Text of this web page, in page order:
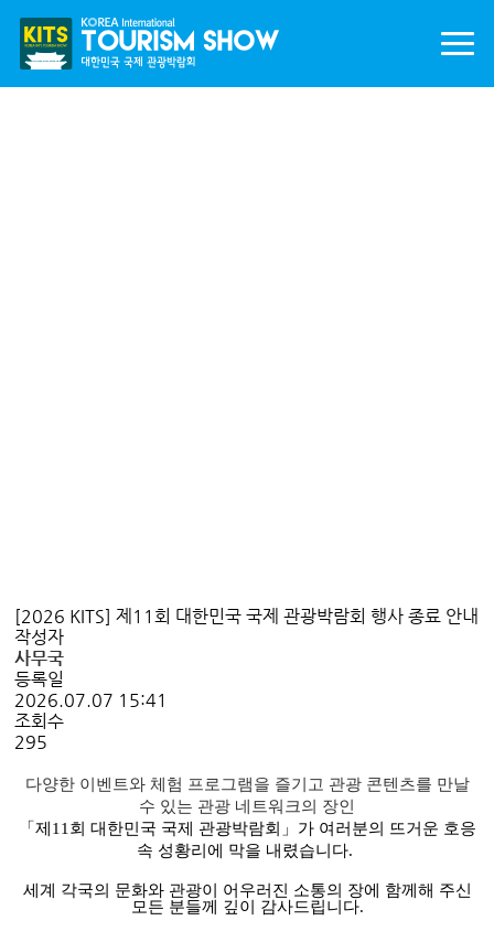
[2026 KITS] 제11회 대한민국 국제 관광박람회 행사 종료 안내
작성자
사무국
등록일
2026.07.07 15:41
조회수
295
다양한 이벤트와 체험 프로그램을 즐기고 관광 콘텐츠를 만날
수 있는 관광 네트워크의 장인
「제 11 회 대한민국 국제 관광박람회」가 여러분의 뜨거운 호응
속 성황리에 막을 내렸습니다.
세계 각국의 문화와 관광이 어우러진 소통의 장에 함께해 주신
모든 분들께 깊이 감사드립니다.